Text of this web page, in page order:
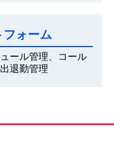
フォーム
ール管理、コール
退勤管理